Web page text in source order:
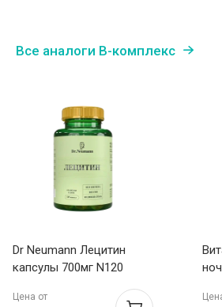
Все аналоги В-комплекс
Dr Neumann Лецитин
капсулы 700мг N120
Цена от